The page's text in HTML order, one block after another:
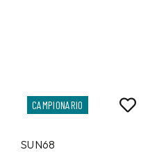
CAMPIONARIO
SUN68